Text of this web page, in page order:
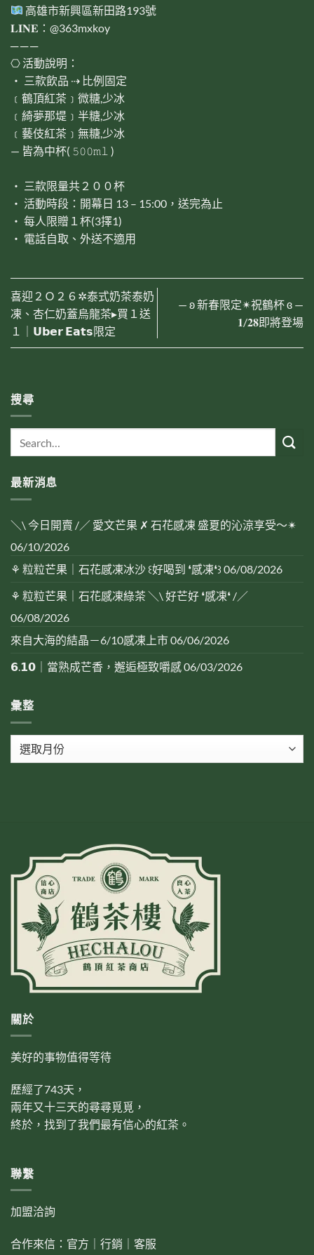
高雄市新興區新田路193號
𝐋𝐈𝐍𝐄：@363mxkoy
─ ─ ─
⎔ 活動說明：
‧ 三款飲品 ⇢ 比例固定
﹝鶴頂紅茶﹞微糖,少冰
﹝綺夢那堤﹞半糖,少冰
﹝藝伎紅茶﹞無糖,少冰
— 皆為中杯( 𝟻𝟶𝟶𝚖𝚕 )
‧ 三款限量共２００杯
‧ 活動時段：開幕日 13 – 15:00，送完為止
‧ 每人限贈１杯(3擇1)
‧ 電話自取、外送不適用
喜迎２Ｏ２６✲泰式奶茶泰奶
凍、杏仁奶蓋烏龍茶▸買１送
１｜𝗨𝗯𝗲𝗿 𝗘𝗮𝘁𝘀限定
— ʚ 新春限定✴︎祝鶴杯 ɞ —
𝟏/𝟐𝟖即將登場
搜尋
最新消息
＼\ 今日開賣 /／ 愛文芒果 ✗ 石花感凍 盛夏的沁涼享受～✴︎
06/10/2026
⚘ 粒粒芒果｜石花感凍冰沙 ꒰好喝到 ❛感凍❛꒱ 06/08/2026
⚘ 粒粒芒果｜石花感凍綠茶 ＼\ 好芒好 ❛感凍❛ /／
06/08/2026
來自大海的結晶－6/10感凍上市06/06/2026
𝟲.𝟭𝟬｜當熟成芒香，邂逅極致嚼感06/03/2026
彙整
關於
美好的事物值得等待
歷經了743天，
兩年又十三天的尋尋覓覓，
終於，找到了我們最有信心的紅茶。
聯繫
加盟洽詢
合作來信： 官方 行銷 客服